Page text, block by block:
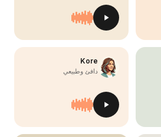
Kore
دافئ وطبيعي